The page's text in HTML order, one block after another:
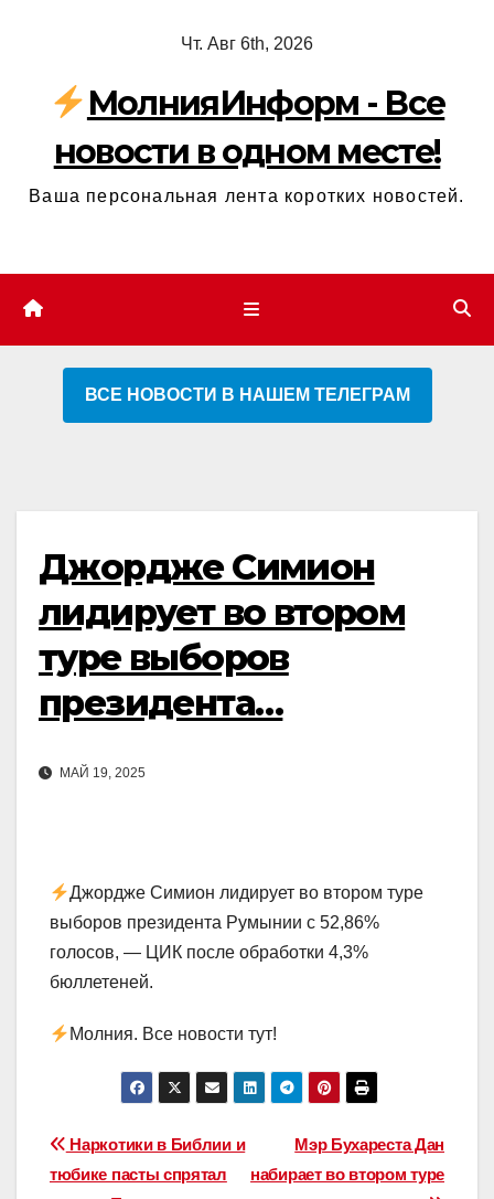
содержимому
Чт. Авг 6th, 2026
МолнияИнформ - Все
новости в одном месте!
Ваша персональная лента коротких новостей.
ВСЕ НОВОСТИ В НАШЕМ ТЕЛЕГРАМ
Джордже Симион
лидирует во втором
туре выборов
президента…
МАЙ 19, 2025
Джордже Симион лидирует во втором туре
выборов президента Румынии с 52,86%
голосов, — ЦИК после обработки 4,3%
бюллетеней.
Молния. Все новости тут!
Навигация
Мэр Бухареста Дан
набирает во втором туре
Наркотики в Библии и
тюбике пасты спрятал